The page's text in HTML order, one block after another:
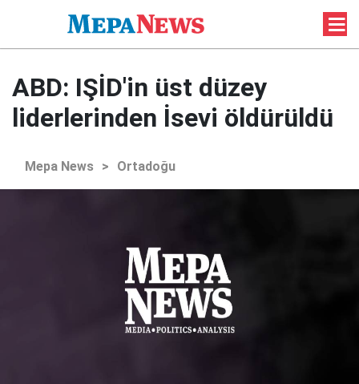
ABD: IŞİD'in üst düzey
liderlerinden İsevi öldürüldü
Mepa News > Ortadoğu